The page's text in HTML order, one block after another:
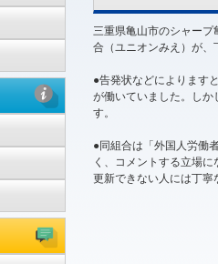
三重県亀山市のシャープ
合（ユニオンみえ）が、
●告発状などによります
が働いていました。しか
す。
●同組合は「外国人労働
く、コメントする立場
更新できない人には丁寧